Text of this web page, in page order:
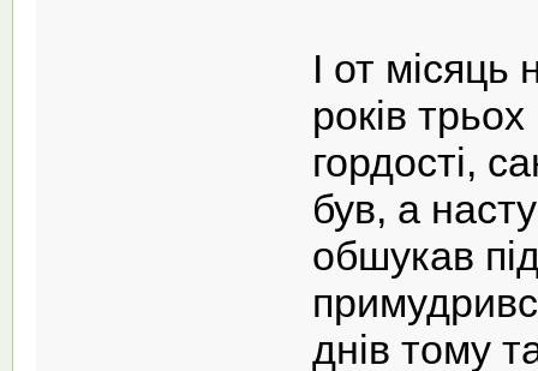
І от
років
гордості,
був, а
обшукав
днів тому